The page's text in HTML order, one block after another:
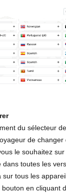
du sélecteur
de changer
le souhaitez
dans toutes les
sur tous les
bouton en cliquant